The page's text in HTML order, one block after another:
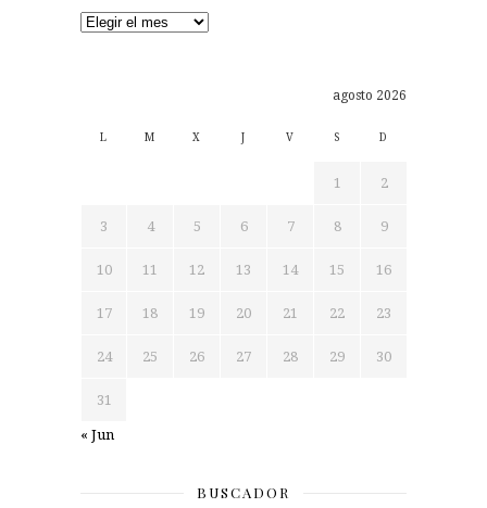
Archivos
agosto 2026
L M X J V S D
1 2
3 4 5 6 7 8 9
10 11 12 13 14 15 16
17 18 19 20 21 22 23
24 25 26 27 28 29 30
31
« Jun
BUSCADOR